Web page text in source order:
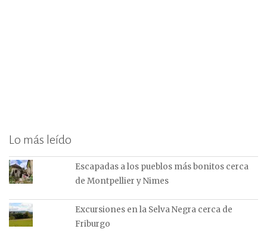
Lo más leído
Escapadas a los pueblos más bonitos cerca
de Montpellier y Nimes
Excursiones en la Selva Negra cerca de
Friburgo